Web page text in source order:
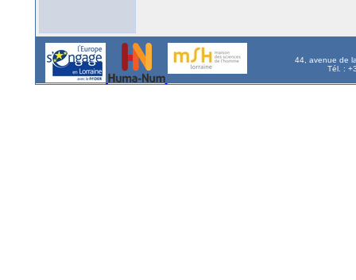
44, avenue de
Tél. :